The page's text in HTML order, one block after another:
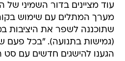
עוד מציינים בדור השמיני של
מערך המתלים עם שימוש
שתוכננה לשפר את היציבות
(גמישות בתנועה). "בכל פעם
הגענו להישגים חדשים עם